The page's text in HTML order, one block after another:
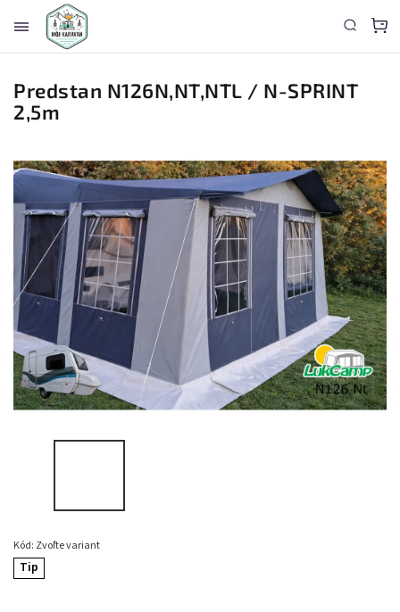
Predstan N126N,NT,NTL / N-SPRINT
2,5m
Kód: Zvoľte variant
Tip